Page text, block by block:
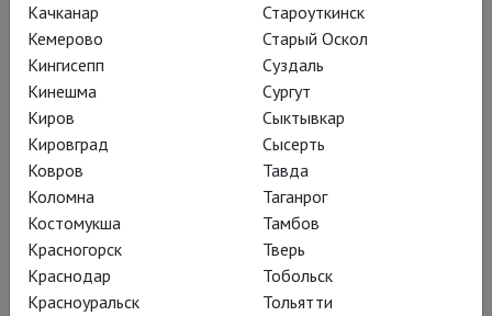
Макдермотт – режиссёр уже
хрестоматийной
«Сатьяграхи»
совместного проекта Английской
Национальной оперы и Met,
поставленного в 2007-м и с тех пор
несколько раз возобновлявшегося.
Посвящённая Ганди «Сатьяграха»
Качканар
Кемерово
Кингисепп
Кинешма
Киров
Кировград
Ковров
Коломна
Костомукша
Красногорск
Краснодар
Красноуральск
Староуткинск
Старый Оскол
Суздаль
Сургут
Сыктывкар
Сысерть
Тавда
Таганрог
Тамбов
Тверь
Тобольск
Тольятти